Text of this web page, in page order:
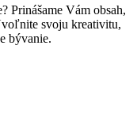
Prinášame Vám obsah,
svoju kreativitu,
bývanie.